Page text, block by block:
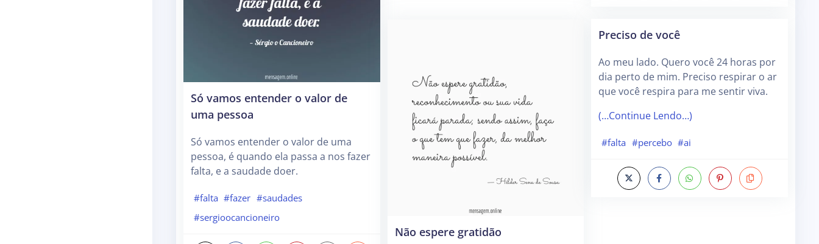
Só vamos entender o valor de
uma pessoa
Só vamos entender o valor de uma
pessoa, é quando ela passa a nos fazer
falta, e a saudade doer.
#falta #fazer #saudades
#sergioocancioneiro
Não espere gratidão
Preciso de você
Ao meu lado. Quero você 24 horas por
dia perto de mim. Preciso respirar o ar
que você respira para me sentir viva.
(…Continue Lendo…)
#falta #percebo #ai